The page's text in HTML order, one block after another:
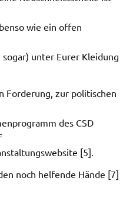
wie ein offen
unter Eurer Kleidung
Forderung, zur politischen
des CSD
[5].
noch helfende Hände [7]